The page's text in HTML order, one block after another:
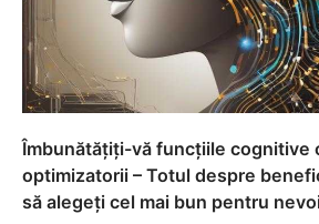
Îmbunătățiți-vă funcțiile cognitive
optimizatorii – Totul despre
să alegeți cel mai bun pentru